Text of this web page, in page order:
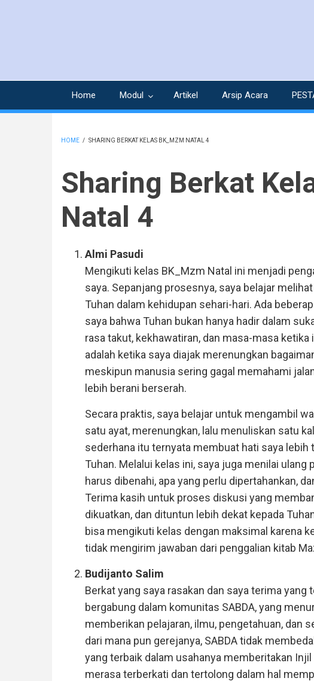
Home Modul Artikel Arsip Acara
HOME / SHARING BERKAT KELAS BK_MZM NATAL 4
Sharing Berkat
Natal 4
Almi Pasudi
Mengikuti kelas BK_Mzm Natal ini menjadi
saya. Sepanjang prosesnya, saya belajar
Tuhan dalam kehidupan sehari-hari. Ada
saya bahwa Tuhan bukan hanya hadir dalam
rasa takut, kekhawatiran, dan masa-masa
adalah ketika saya diajak merenungkan
meskipun manusia sering gagal memahami
lebih berani berserah.
Secara praktis, saya belajar untuk mengambil
satu ayat, merenungkan, lalu menuliskan satu
sederhana itu ternyata membuat hati saya lebih
Tuhan. Melalui kelas ini, saya juga menilai ulang
harus dibenahi, apa yang perlu dipertahankan,
Terima kasih untuk proses diskusi yang
dikuatkan, dan dituntun lebih dekat kepada
bisa mengikuti kelas dengan maksimal karena
tidak mengirim jawaban dari penggalian kitab
Budijanto Salim
Berkat yang saya rasakan dan saya terima
bergabung dalam komunitas SABDA, yang
memberikan pelajaran, ilmu, pengetahuan, dan
dari mana pun gerejanya, SABDA tidak
yang terbaik dalam usahanya memberitakan
merasa terberkati dan tertolong dalam hal